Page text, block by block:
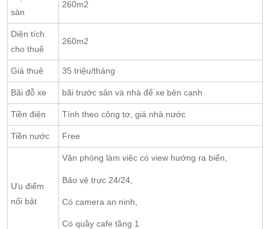
sàn
260m2
Diện tích
cho thuê
260m2
Giá thuê 35 triệu/tháng
Bãi đỗ xe bãi trước sân và nhà để xe bên cạnh
Tiền điện Tính theo công tơ, giá nhà nước
Tiền nước Free
Ưu điểm
nổi bật
Văn phòng làm việc có view hướng ra biển,
Bảo vệ trực 24/24,
Có camera an ninh,
Có quầy cafe tầng 1